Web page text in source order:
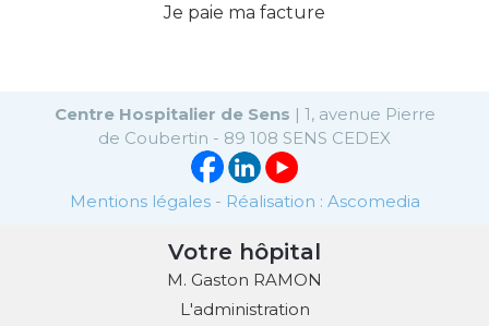
Je paie ma facture
Centre Hospitalier de Sens | 1, avenue Pierre
de Coubertin - 89 108 SENS CEDEX
Mentions légales- Réalisation : Ascomedia
Votre hôpital
M. Gaston RAMON
L'administration